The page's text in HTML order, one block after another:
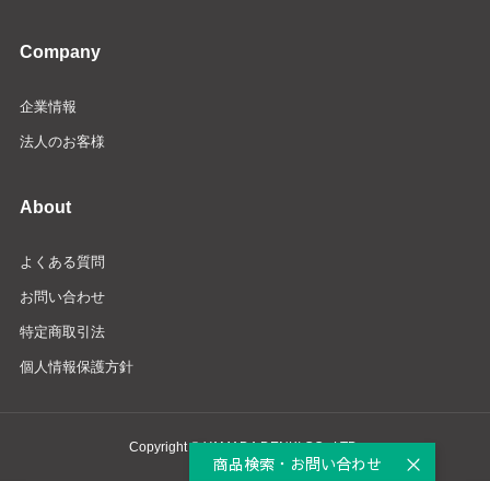
Company
企業情報
法人のお客様
About
よくある質問
お問い合わせ
特定商取引法
個人情報保護方針
Copyright © YAMADA DENKI CO., LTD.
商品検索・お問い合わせ